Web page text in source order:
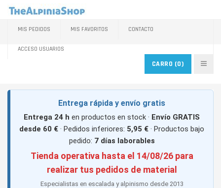
MIS PEDIDOS MIS FAVORITOS CONTACTO
ACCESO USUARIOS
CARRO (0)
Entrega rápida y envío gratis
Entrega 24 h en productos en stock · Envío GRATIS
desde 60 € · Pedidos inferiores: 5,95 € · Productos bajo
pedido: 7 días laborables
Tienda operativa hasta el 14/08/26 para
realizar tus pedidos de material
Especialistas en escalada y alpinismo desde 2013